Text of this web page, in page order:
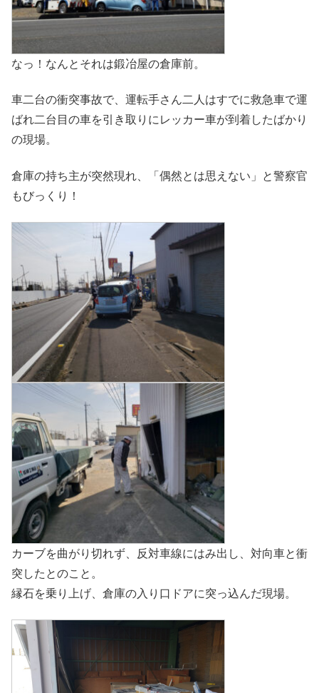
なっ！なんとそれは鍛冶屋の倉庫前。
車二台の衝突事故で、運転手さん二人はすでに救急車で運
ばれ二台目の車を引き取りにレッカー車が到着したばかり
の現場。
倉庫の持ち主が突然現れ、「偶然とは思えない」と警察官
もびっくり！
カーブを曲がり切れず、反対車線にはみ出し、対向車と衝
突したとのこと。
縁石を乗り上げ、倉庫の入り口ドアに突っ込んだ現場。